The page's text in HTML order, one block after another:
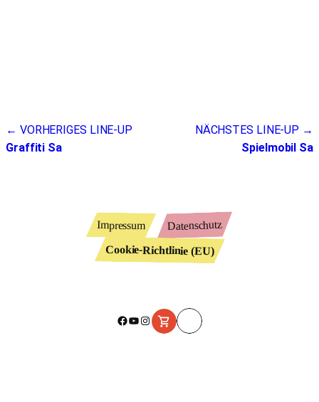
Beitragsnavigation
← VORHERIGES LINE-UP
Graffiti Sa
NÄCHSTES LINE-UP →
Spielmobil Sa
Impressum Datenschutz
Cookie-Richtlinie (EU)
Facebook
YouTube
Instagram